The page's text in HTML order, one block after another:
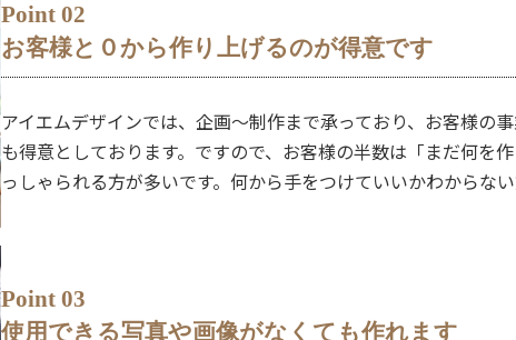
Point 02
お客様と０から作り上げるのが得意です
アイエムデザインでは、企画〜制作まで承っており、お客様の
も得意としております。ですので、お客様の半数は「まだ何を
っしゃられる方が多いです。何から手をつけていいかわからな
Point 03
使用できる写真や画像がなくても作れます